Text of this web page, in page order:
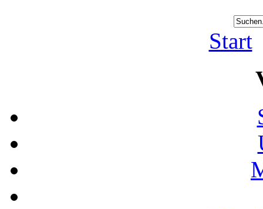
Start